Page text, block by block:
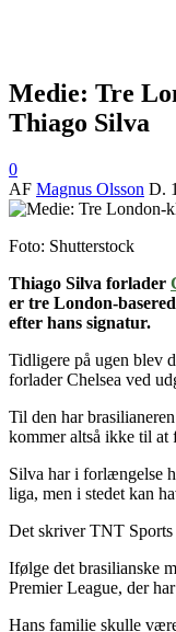
Medie: Tre
Thiago Silva
0
AF Magnus Olsson D.
Foto: Shutterstock
Thiago Silva forlader
er tre London-
efter hans signatur.
Tidligere på ugen blev
forlader Chelsea ved
Til den har
kommer altså ikke til at
Silva har i forlængelse
liga, men i stedet kan
Det skriver TNT
Ifølge det brasilianske
Premier League, der
Hans familie skulle